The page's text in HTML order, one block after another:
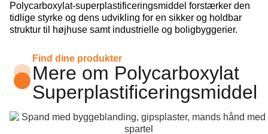
Polycarboxylat-superplastificeringsmiddel forstærker den
tidlige styrke og dens udvikling for en sikker og holdbar
struktur til højhuse samt industrielle og boligbyggerier.
Find dine produkter
Mere om Polycarboxylat
Superplastificeringsmiddel